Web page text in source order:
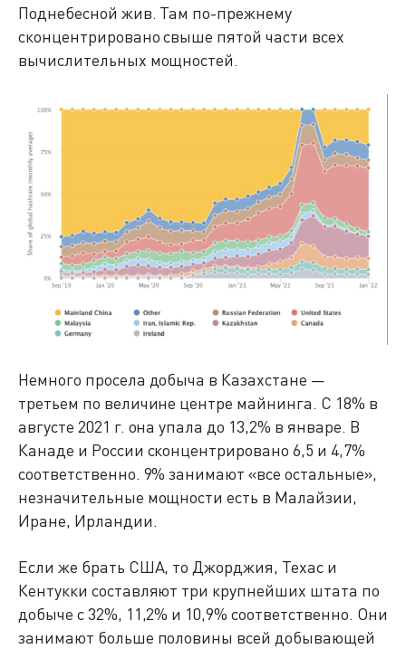
Поднебесной жив. Там по-прежнему
сконцентрировано свыше пятой части всех
вычислительных мощностей.
Немного просела добыча в Казахстане —
третьем по величине центре майнинга. С 18% в
августе 2021 г. она упала до 13,2% в январе. В
Канаде и России сконцентрировано 6,5 и 4,7%
соответственно. 9% занимают «все остальные»,
незначительные мощности есть в Малайзии,
Иране, Ирландии.
Если же брать США, то Джорджия, Техас и
Кентукки составляют три крупнейших штата по
добыче с 32%, 11,2% и 10,9% соответственно. Они
занимают больше половины всей добывающей